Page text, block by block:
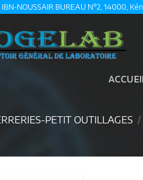
IBN-NOUSSAIR BUREAU N°2, 14000,
PETIT OUTILLAGES /